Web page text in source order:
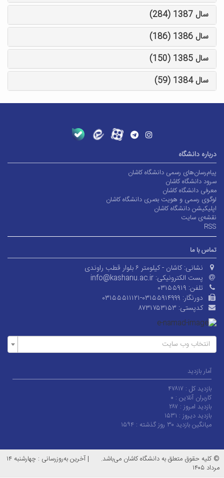
سال 1387 (284)
سال 1386 (186)
سال 1385 (150)
سال 1384 (59)
درباره دانشگاه
پیام‌رسان‌های رسمی دانشگاه کاشان
سرود دانشگاه کاشان
معرفی دانشگاه کاشان
لوگوی رسمی و هویت بصری دانشگاه کاشان
اپلیکیشن دانشگاه کاشان
نقشه‌ی سایت
RSS
تماس با ما
نشانی: کاشان - کیلومتر ۶ بلوار قطب راوندی
پست الکترونیکی: info@kashanu.ac.ir
تلفن: ۰۳۱۵۵۹۱۹
دورنگار: ۰۳۱۵۵۵۱۱۱۲۱-۰۳۱۵۵۹۱۴۹۹۹
کدپستی: ۸۷۳۱۷۵۳۱۵۳
انتخاب وب سایت
آمار بازدید
بازدید کل : ۴۷۸۱۷
کاربران آنلاین : ۰
بازدید امروز : ۲۸۷
بازدید دیروز : ۱۵۳۱
میانگین بازدید ۳۰ روز گذشته :
۱۵۹۴
© کلیه حقوق متعلق به دانشگاه کاشان می‌باشد. |
آخرین به‌روزرسانی : چهارشنبه ۱۴
مرداد ۱۴۰۵